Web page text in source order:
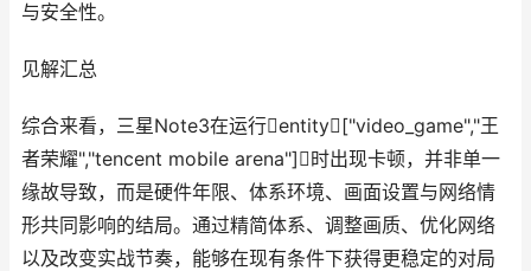
与安全性。
见解汇总
综合来看，三星Note3在运行entity["video_game","王
者荣耀","tencent mobile arena"]时出现卡顿，并非单一
缘故导致，而是硬件年限、体系环境、画面设置与网络情
形共同影响的结局。通过精简体系、调整画质、优化网络
以及改变实战节奏，能够在现有条件下获得更稳定的对局